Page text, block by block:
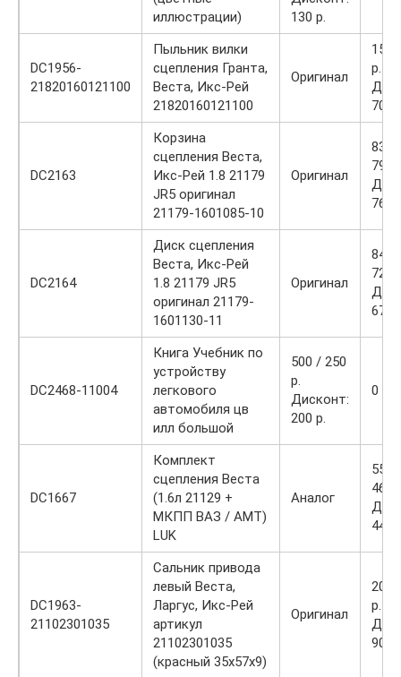
иллюстрации)
130 р.
DC1956-
21820160121100
Пыльник вилки
сцепления Гранта,
Веста, Икс-Рей
21820160121100
Оригинал
150
р.
70 р.
DC2163
Корзина
сцепления Веста,
Икс-Рей 1.8 21179
JR5 оригинал
21179-1601085-10
Оригинал
DC2164
Диск сцепления
Веста, Икс-Рей
1.8 21179 JR5
оригинал 21179-
1601130-11
Оригинал
DC2468-11004
Книга Учебник по
устройству
легкового
автомобиля цв
илл большой
500 / 250
р.
Дисконт:
200 р.
0
DC1667
Комплект
сцепления Веста
(1.6л 21129 +
МКПП ВАЗ / АМТ)
LUK
Аналог
DC1963-
21102301035
Сальник привода
левый Веста,
Ларгус, Икс-Рей
артикул
21102301035
(красный 35х57х9)
Оригинал
200
р.
90 р.